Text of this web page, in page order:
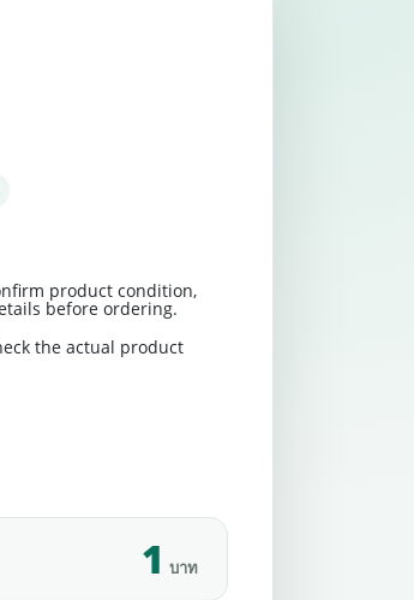
product condition,
before ordering.
the actual product
1 บาท